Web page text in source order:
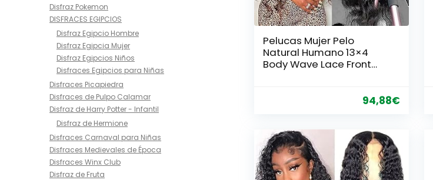
Disfraz Pokemon
DISFRACES EGIPCIOS
Disfraz Egipcio Hombre
Disfraz Egipcia Mujer
Disfraz Egipcios Niños
Disfraces Egipcios para Niñas
Disfraces Picapiedra
Disfraces de Pulpo Calamar
Disfraz de Harry Potter - Infantil
Disfraz de Hermione
Disfraces Carnaval para Niñas
Disfraces Medievales de Época
Disfraces Winx Club
Disfraz de Fruta
Pelucas Mujer Pelo
Natural Humano 13×4
Body Wave Lace Front
Humano Peluca Pelo
(45cm)
94,88€